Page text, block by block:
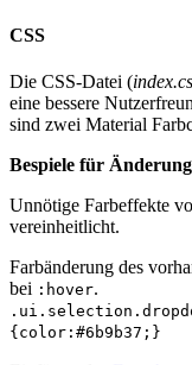
CSS
Die CSS-Datei (
eine bessere
sind zwei Material
Bespiele für
Unnötige Farbeffekte
vereinheitlicht.
Farbänderung des
bei :hover.
{color:#6b9b37;}